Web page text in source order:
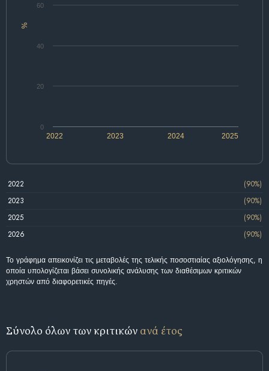
%
2022 2024
2023 2025
0
20
40
60
2022
(90%)
2023
(90%)
2025
(90%)
2026
(90%)
Το γράφημα απεικονίζει τις μεταβολές της τελικής ποσοστιαίας αξιολόγησης, η
οποία υπολογίζεται βάσει συνολικής ανάλυσης των διαθέσιμων κριτικών
χρηστών από διαφορετικές πηγές.
Σύνολο όλων των κριτικών ανά έτος